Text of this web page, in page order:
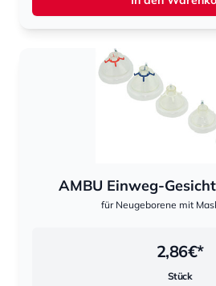
AMBU Einweg-
für Neugeborene mit
2,86€*
Stück